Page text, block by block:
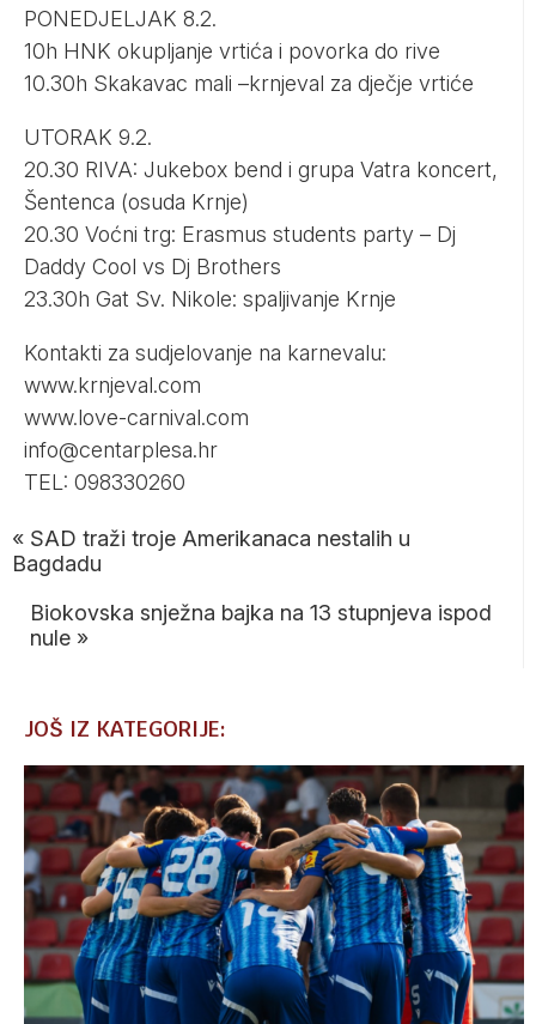
PONEDJELJAK 8.2.
10h HNK okupljanje vrtića i povorka do rive
10.30h Skakavac mali –krnjeval za dječje vrtiće
UTORAK 9.2.
20.30 RIVA: Jukebox bend i grupa Vatra koncert,
Šentenca (osuda Krnje)
20.30 Voćni trg: Erasmus students party – Dj
Daddy Cool vs Dj Brothers
23.30h Gat Sv. Nikole: spaljivanje Krnje
Kontakti za sudjelovanje na karnevalu:
www.krnjeval.com
www.love-carnival.com
info@centarplesa.hr
TEL: 098330260
« SAD traži troje Amerikanaca nestalih u
Bagdadu
Biokovska snježna bajka na 13 stupnjeva ispod
nule »
JOŠ IZ KATEGORIJE: